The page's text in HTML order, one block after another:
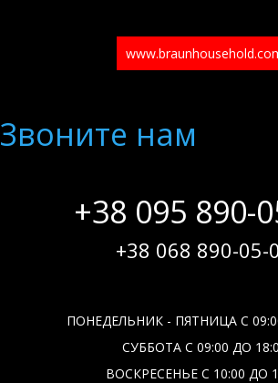
Звоните нам
+38 095 890-
+38 068 890-05-
ПОНЕДЕЛЬНИК - ПЯТНИЦА С
СУББОТА С 09:00 ДО
ВОСКРЕСЕНЬЕ С 10:00 ДО